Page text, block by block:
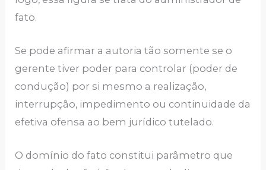
fato.
Se pode afirmar a autoria tão somente se o
gerente tiver poder para controlar (poder de
condução) por si mesmo a realização,
interrupção, impedimento ou continuidade da
efetiva ofensa ao bem jurídico tutelado.
O domínio do fato constitui parâmetro que